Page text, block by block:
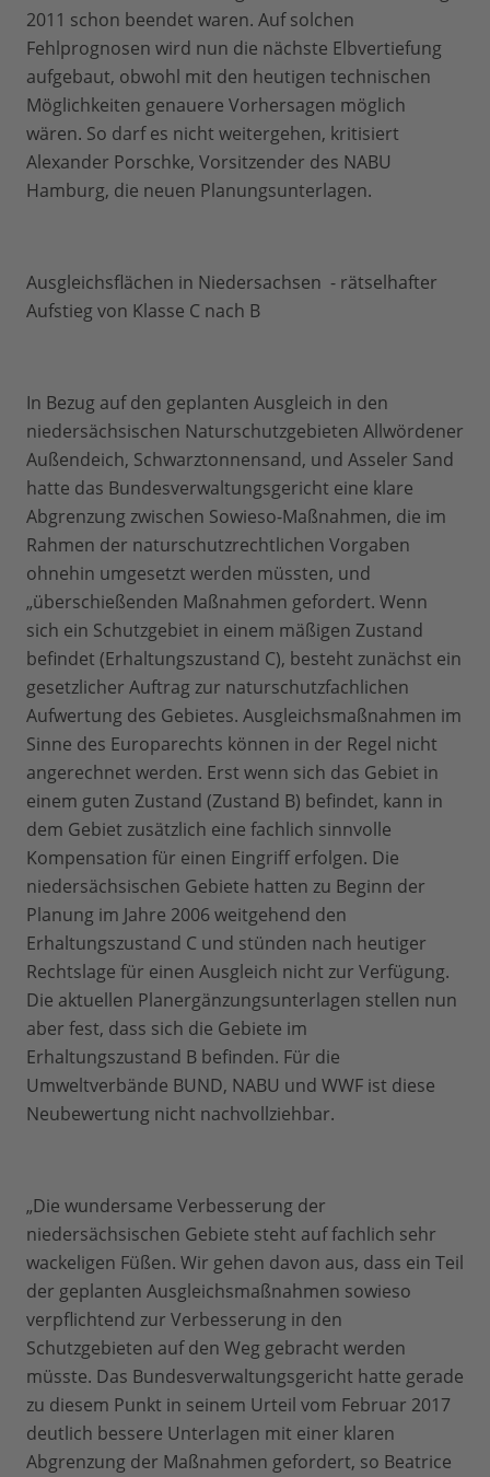
2011 schon beendet waren. Auf solchen
Fehlprognosen wird nun die nächste Elbvertiefung
aufgebaut, obwohl mit den heutigen technischen
Möglichkeiten genauere Vorhersagen möglich
wären. So darf es nicht weitergehen, kritisiert
Alexander Porschke, Vorsitzender des NABU
Hamburg, die neuen Planungsunterlagen.
Ausgleichsflächen in Niedersachsen - rätselhafter
Aufstieg von Klasse C nach B
In Bezug auf den geplanten Ausgleich in den
niedersächsischen Naturschutzgebieten Allwördener
Außendeich, Schwarztonnensand, und Asseler Sand
hatte das Bundesverwaltungsgericht eine klare
Abgrenzung zwischen Sowieso-Maßnahmen, die im
Rahmen der naturschutzrechtlichen Vorgaben
ohnehin umgesetzt werden müssten, und
„überschießenden Maßnahmen gefordert. Wenn
sich ein Schutzgebiet in einem mäßigen Zustand
befindet (Erhaltungszustand C), besteht zunächst ein
gesetzlicher Auftrag zur naturschutzfachlichen
Aufwertung des Gebietes. Ausgleichsmaßnahmen im
Sinne des Europarechts können in der Regel nicht
angerechnet werden. Erst wenn sich das Gebiet in
einem guten Zustand (Zustand B) befindet, kann in
dem Gebiet zusätzlich eine fachlich sinnvolle
Kompensation für einen Eingriff erfolgen. Die
niedersächsischen Gebiete hatten zu Beginn der
Planung im Jahre 2006 weitgehend den
Erhaltungszustand C und stünden nach heutiger
Rechtslage für einen Ausgleich nicht zur Verfügung.
Die aktuellen Planergänzungsunterlagen stellen nun
aber fest, dass sich die Gebiete im
Erhaltungszustand B befinden. Für die
Umweltverbände BUND, NABU und WWF ist diese
Neubewertung nicht nachvollziehbar.
„Die wundersame Verbesserung der
niedersächsischen Gebiete steht auf fachlich sehr
wackeligen Füßen. Wir gehen davon aus, dass ein Teil
der geplanten Ausgleichsmaßnahmen sowieso
verpflichtend zur Verbesserung in den
Schutzgebieten auf den Weg gebracht werden
müsste. Das Bundesverwaltungsgericht hatte gerade
zu diesem Punkt in seinem Urteil vom Februar 2017
deutlich bessere Unterlagen mit einer klaren
Abgrenzung der Maßnahmen gefordert, so Beatrice